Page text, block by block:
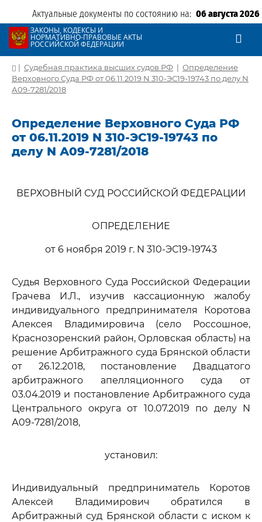
Актуальные документы по состоянию на: 06 августа 2026
ЗАКОНЫ, КОДЕКСЫ И
НОРМАТИВНО-ПРАВОВЫЕ АКТЫ
РОССИЙСКОЙ ФЕДЕРАЦИИ
| Судебная практика высших судов РФ | Определение
Верховного Суда РФ от 06.11.2019 N 310-ЭС19-19743 по делу N
А09-7281/2018
Определение Верховного Суда РФ
от 06.11.2019 N 310-ЭС19-19743 по
делу N А09-7281/2018
ВЕРХОВНЫЙ СУД РОССИЙСКОЙ ФЕДЕРАЦИИ
ОПРЕДЕЛЕНИЕ
от 6 ноября 2019 г. N 310-ЭС19-19743
Судья Верховного Суда Российской Федерации
Грачева И.Л., изучив кассационную жалобу
индивидуального предпринимателя Коротова
Алексея Владимировича (село Россошное,
Краснозоренский район, Орловская область) на
решение Арбитражного суда Брянской области
от 26.12.2018, постановление Двадцатого
арбитражного апелляционного суда от
03.04.2019 и постановление Арбитражного суда
Центрального округа от 10.07.2019 по делу N
А09-7281/2018,
установил:
Индивидуальный предприниматель Коротов
Алексей Владимирович обратился в
Арбитражный суд Брянской области с иском к